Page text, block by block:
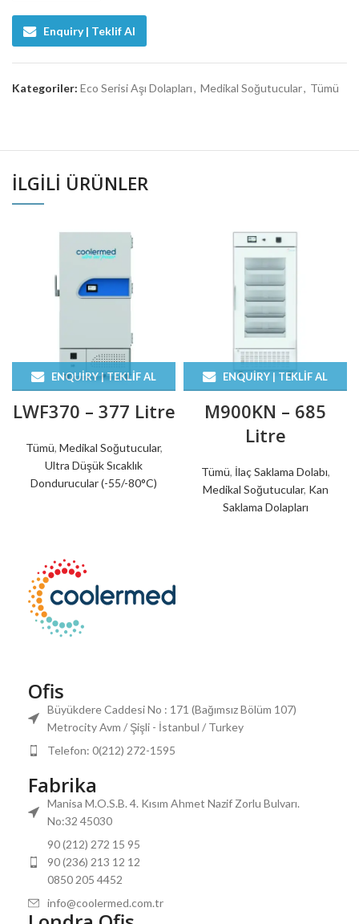
Enquiry | Teklif Al
Kategoriler: Eco Serisi Aşı Dolapları, Medikal Soğutucular, Tümü
İLGILI ÜRÜNLER
ENQUIRY | TEKLIF AL
LWF370 – 377 Litre
Tümü, Medikal Soğutucular,
Ultra Düşük Sıcaklık
Dondurucular (-55/-80°C)
ENQUIRY | TEKLIF AL
M900KN – 685
Litre
Tümü, İlaç Saklama Dolabı,
Medikal Soğutucular, Kan
Saklama Dolapları
Ofis
Büyükdere Caddesi No : 171 (Bağımsız Bölüm 107)
Metrocity Avm / Şişli - İstanbul / Turkey
Telefon: 0(212) 272-1595
Fabrika
Manisa M.O.S.B. 4. Kısım Ahmet Nazif Zorlu Bulvarı.
No:32 45030
90 (212) 272 15 95
90 (236) 213 12 12
0850 205 4452
info@coolermed.com.tr